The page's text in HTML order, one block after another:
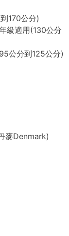
170公分)
級適用(130公分
公分到125公分)
麥Denmark)